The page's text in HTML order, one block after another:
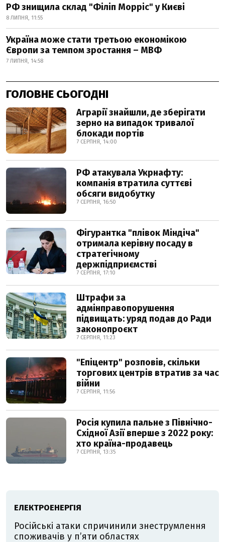
РФ знищила склад "Філіп Морріс" у Києві
8 ЛИПНЯ, 11:55
Україна може стати третьою економікою
Європи за темпом зростання – МВФ
7 ЛИПНЯ, 14:58
ГОЛОВНЕ СЬОГОДНІ
Аграрії знайшли, де зберігати
зерно на випадок тривалої
блокади портів
7 СЕРПНЯ, 14:00
РФ атакувала Укрнафту:
компанія втратила суттєві
обсяги видобутку
7 СЕРПНЯ, 16:50
Фігурантка "плівок Міндіча"
отримала керівну посаду в
стратегічному
держпідприємстві
7 СЕРПНЯ, 17:10
Штрафи за
адмінправопорушення
підвищать: уряд подав до Ради
законопроєкт
7 СЕРПНЯ, 11:23
"Епіцентр" розповів, скільки
торгових центрів втратив за час
війни
7 СЕРПНЯ, 11:56
Росія купила пальне з Північно-
Східної Азії вперше з 2022 року:
хто країна-продавець
7 СЕРПНЯ, 13:35
ЕЛЕКТРОЕНЕРГІЯ
Російські атаки спричинили знеструмлення
споживачів у п’яти областях